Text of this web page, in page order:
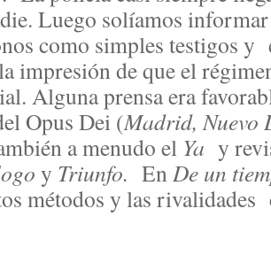
Luego solíamos
como simples testigos y
impresión de que el
Alguna prensa era
Opus Dei (Madrid, Nuevo
a menudo el Ya y
y Triunfo. EnDe un
métodos y las